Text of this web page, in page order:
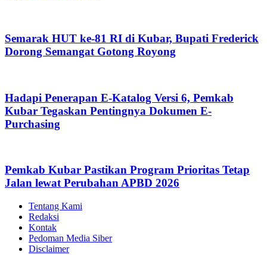
Semarak HUT ke-81 RI di Kubar, Bupati Frederick
Dorong Semangat Gotong Royong
Hadapi Penerapan E-Katalog Versi 6, Pemkab
Kubar Tegaskan Pentingnya Dokumen E-
Purchasing
Pemkab Kubar Pastikan Program Prioritas Tetap
Jalan lewat Perubahan APBD 2026
Tentang Kami
Redaksi
Kontak
Pedoman Media Siber
Disclaimer